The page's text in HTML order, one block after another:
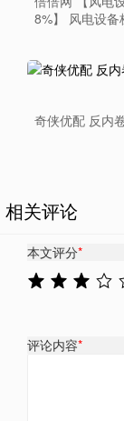
8%】 风电设备
奇侠优配 反内
相关评论
本文评分*
评论内容*